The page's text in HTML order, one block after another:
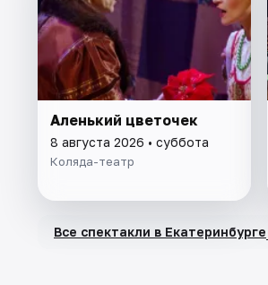
Аленький цветочек
8 августа 2026 • суббота
Коляда-театр
Все спектакли в Екатеринбурге